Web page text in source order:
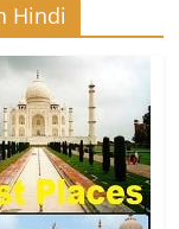
Hindi